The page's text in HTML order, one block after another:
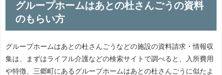
グループホームはあとの杜さんごうの資料
のもらい方
グループホームはあとの杜さんごうなどの施設の資料請求・情報収
集は、まずはライフル介護などの検索サイトで調べると、入所費用
や特徴、三郷町にあるグループホームはあとの杜さんごうに似たよ